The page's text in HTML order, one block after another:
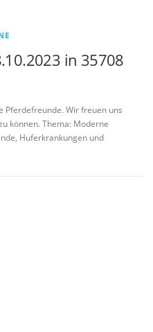
in 35708
Pferdefreunde. Wir freuen uns
können. Thema: Moderne
Huferkrankungen und